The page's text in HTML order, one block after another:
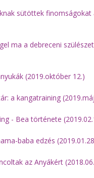
sütöttek finomságokat
ma a debreceni
(2019.október 12.)
a kangatraining
- Bea története
baba edzés
az Anyákért